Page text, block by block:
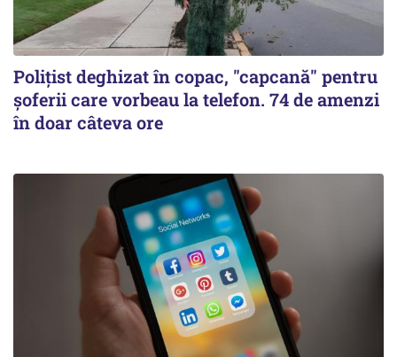
Polițist deghizat în copac, "capcană" pentru
șoferii care vorbeau la telefon. 74 de amenzi
în doar câteva ore